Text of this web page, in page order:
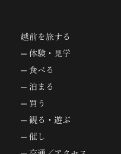
越前を旅する
体験・見学
食べる
泊まる
買う
観る・遊ぶ
催し